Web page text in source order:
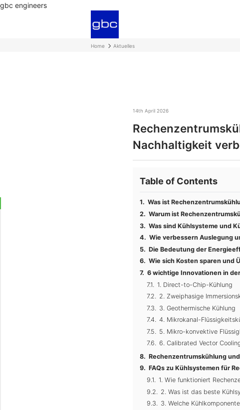
gbc engineers
Home Aktuelles
14th April 2026
Nachhaltigkeit
Table of Contents
Was ist
Warum ist
Was sind Kühlsysteme und
Wie verbessern Auslegung
Die Bedeutung der
Wie sich Kosten sparen und
6 wichtige Innovationen in
1. Direct-to-Chip-Kühlung
2. Zweiphasige
3. Geothermische Kühlung
4. Mikrokanal-
5. Mikro-konvektive
6. Calibrated Vector
Rechenzentrumskühlung
FAQs zu Kühlsystemen für
1. Wie funktioniert
2. Was ist das beste
3. Welche